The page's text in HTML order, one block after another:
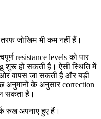
जोखिम भी कम नहीं हैं।
resistance levels को पार
हो सकती है। ऐसी स्थिति में
वापस जा सकती है और बड़ी
अनुमानों के अनुसार correction
सकता है।
रुख अपनाए हुए हैं।